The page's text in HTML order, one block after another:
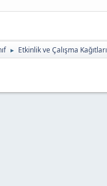
► Etkinlik ve Çalışma Kağıtları